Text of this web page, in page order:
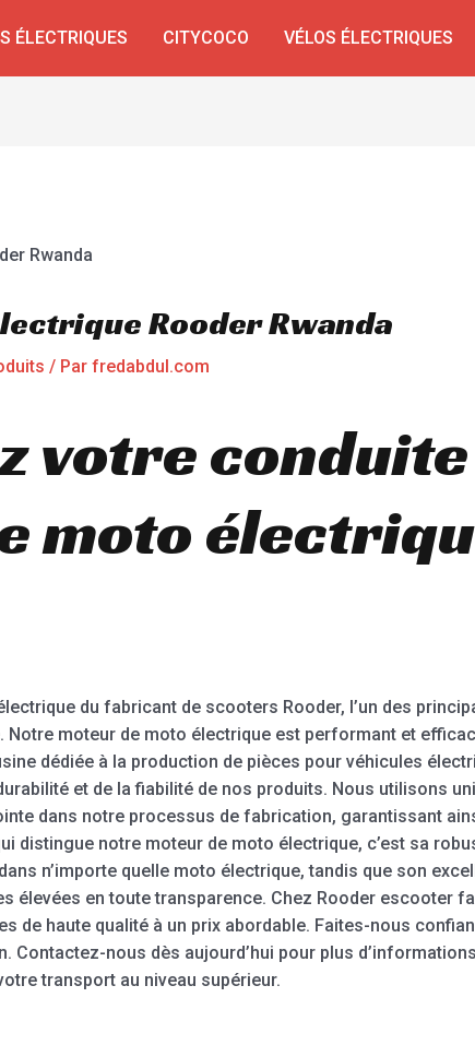
ÉLECTRIQUES CITYCOCO VÉLOS ÉLECTRIQUES
Rooder Rwanda
/ Par fredabdul.com
votre conduite
moto
du fabricant de scooters Rooder, l’un des
Notre moteur de moto électrique est performant et
dédiée à la production de pièces pour véhicules
et de la fiabilité de nos produits. Nous utilisons
dans notre processus de fabrication, garantissant
distingue notre moteur de moto électrique, c’est sa
n’importe quelle moto électrique, tandis que son
élevées en toute transparence. Chez Rooder escooter
de haute qualité à un prix abordable. Faites-nous
Contactez-nous dès aujourd’hui pour plus
transport au niveau supérieur.